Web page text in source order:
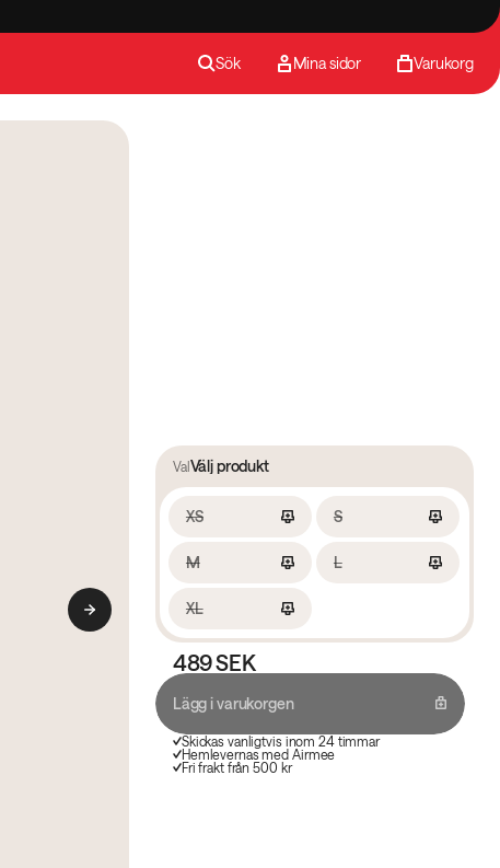
Sök Mina sidor Varukorg
Val Välj produkt
XS S
M L
XL
489 SEK
Lägg i varukorgen
Skickas vanligtvis inom 24 timmar
Hemlevernas med Airmee
Fri frakt från 500 kr